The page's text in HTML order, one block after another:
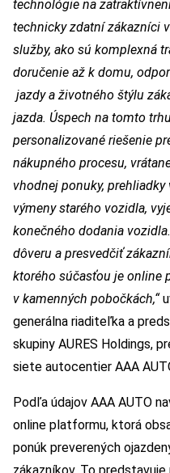
technológie na
technicky zdatní zákazníci
služby, ako sú komplexná
doručenie až k domu,
jazdy a životného štýlu
jazda. Úspech na tomto
personalizované riešenie
nákupného procesu,
vhodnej ponuky,
výmeny starého vozidla,
konečného dodania
dôveru a presvedčiť
ktorého súčasťou je online
v kamenných pobočkách,“
generálna riaditeľka a
skupiny AURES Holdings,
siete autocentier AAA
Podľa údajov AAA AUTO
online platformu, ktorá
ponúk preverených